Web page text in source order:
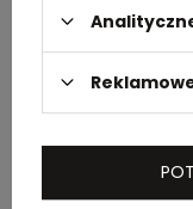
Wymiary
kartonu
zewnętrznego